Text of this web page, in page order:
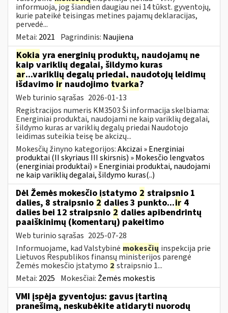
informuoja, jog šiandien daugiau nei 14 tūkst. gyventojų,
kurie pateikė teisingas metines pajamų deklaracijas,
pervedė...
Metai: 2021 Pagrindinis: Naujiena
Kokia yra energinių produktų, naudojamų ne
kaip variklių degalai, šildymo kuras
ar...variklių degalų priedai, naudotojų leidimų
išdavimo ir naudojimo tvarka?
Web turinio sąrašas 2026-01-13
Registracijos numeris KM3503 Ši informacija skelbiama:
Energiniai produktai, naudojami ne kaip variklių degalai,
šildymo kuras ar variklių degalų priedai Naudotojo
leidimas suteikia teisę be akcizų...
Mokesčių žinyno kategorijos:Akcizai » Energiniai
produktai (II skyriaus III skirsnis) » Mokesčio lengvatos
(energiniai produktai) » Energiniai produktai, naudojami
ne kaip variklių degalai, šildymo kuras(..)
Dėl Žemės mokesčio įstatymo 2 straipsnio 1
dalies, 8 straipsnio 2 dalies 3 punkto...ir 4
dalies bei 12 straipsnio 2 dalies apibendrintų
paaiškinimų (komentarų) pakeitimo
Web turinio sąrašas 2025-07-28
Informuojame, kad Valstybinė mokesčių inspekcija prie
Lietuvos Respublikos finansų ministerijos parengė
Žemės mokesčio įstatymo 2 straipsnio 1...
Metai: 2025 Mokesčiai: Žemės mokestis
VMI įspėja gyventojus: gavus įtartiną
pranešimą, neskubėkite atidaryti nuorodų